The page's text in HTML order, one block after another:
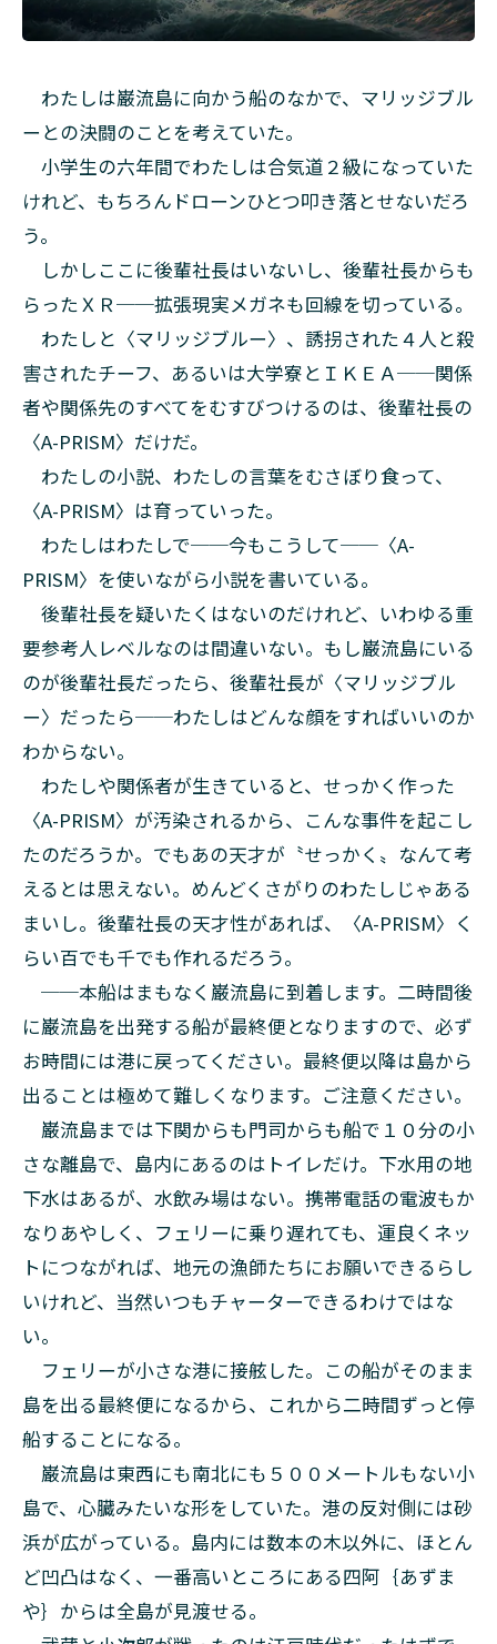
わたしは巌流島に向かう船のなかで、マリッジブル
ーとの決闘のことを考えていた。
小学生の六年間でわたしは合気道２級になっていた
けれど、もちろんドローンひとつ叩き落とせないだろ
う。
しかしここに後輩社長はいないし、後輩社長からも
らったＸＲ──拡張現実メガネも回線を切っている。
わたしと〈マリッジブルー〉、誘拐された４人と殺
害されたチーフ、あるいは大学寮とＩＫＥＡ──関係
者や関係先のすべてをむすびつけるのは、後輩社長の
〈A-PRISM〉だけだ。
わたしの小説、わたしの言葉をむさぼり食って、
〈A-PRISM〉は育っていった。
わたしはわたしで──今もこうして──〈A-
PRISM〉を使いながら小説を書いている。
後輩社長を疑いたくはないのだけれど、いわゆる重
要参考人レベルなのは間違いない。もし巌流島にいる
のが後輩社長だったら、後輩社長が〈マリッジブル
ー〉だったら──わたしはどんな顔をすればいいのか
わからない。
わたしや関係者が生きていると、せっかく作った
〈A-PRISM〉が汚染されるから、こんな事件を起こし
たのだろうか。でもあの天才が〝せっかく〟なんて考
えるとは思えない。めんどくさがりのわたしじゃある
まいし。後輩社長の天才性があれば、〈A-PRISM〉く
らい百でも千でも作れるだろう。
──本船はまもなく巌流島に到着します。二時間後
に巌流島を出発する船が最終便となりますので、必ず
お時間には港に戻ってください。最終便以降は島から
出ることは極めて難しくなります。ご注意ください。
巌流島までは下関からも門司からも船で１０分の小
さな離島で、島内にあるのはトイレだけ。下水用の地
下水はあるが、水飲み場はない。携帯電話の電波もか
なりあやしく、フェリーに乗り遅れても、運良くネッ
トにつながれば、地元の漁師たちにお願いできるらし
いけれど、当然いつもチャーターできるわけではな
い。
フェリーが小さな港に接舷した。この船がそのまま
島を出る最終便になるから、これから二時間ずっと停
船することになる。
巌流島は東西にも南北にも５００メートルもない小
島で、心臓みたいな形をしていた。港の反対側には砂
浜が広がっている。島内には数本の木以外に、ほとん
ど凹凸はなく、一番高いところにある四阿｛あずま
や｝からは全島が見渡せる。